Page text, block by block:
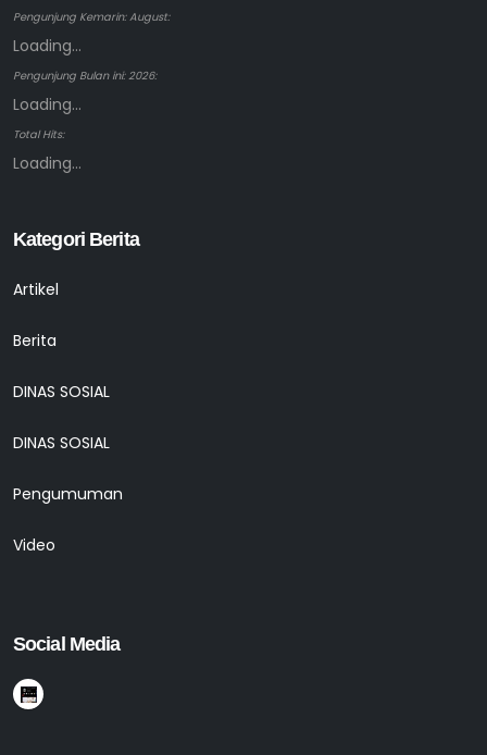
Pengunjung Kemarin: August:
Loading...
Pengunjung Bulan ini: 2026:
Loading...
Total Hits:
Loading...
Kategori Berita
Artikel
Berita
DINAS SOSIAL
DINAS SOSIAL
Pengumuman
Video
Social Media